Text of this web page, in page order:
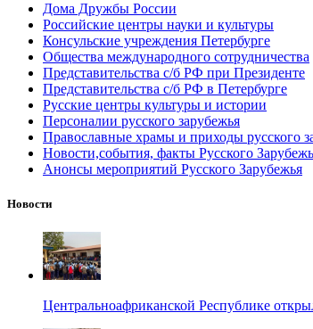
Дома Дружбы России
Российские центры науки и культуры
Консульские учреждения Петербурге
Общества международного сотрудничества
Представительства с/б РФ при Президенте
Представительства с/б РФ в Петербурге
Русские центры культуры и истории
Персоналии русского зарубежья
Православные храмы и приходы русского
Новости,события, факты Русского
Анонсы мероприятий Русского Зарубежья
Новости
Центральноафриканской Республике